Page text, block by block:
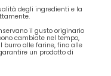
degli ingredienti e la
il gusto originario
cambiate nel tempo,
burro alle farine, fino alle
un prodotto di